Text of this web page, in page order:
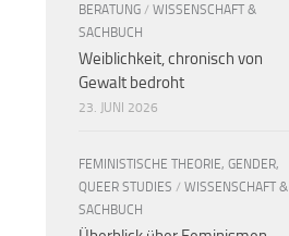
BERATUNG / WISSENSCHAFT &
SACHBUCH
Weiblichkeit, chronisch von
Gewalt bedroht
23. JUNI 2026
FEMINISTISCHE THEORIE, GENDER,
QUEER STUDIES / WISSENSCHAFT &
SACHBUCH